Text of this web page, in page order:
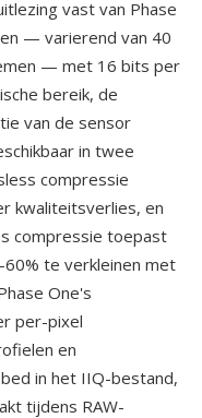
vast van Phase
— varierend van 40
— met 16 bits per
bereik, de
van de sensor
in twee
compressie
kwaliteitsverlies, en
compressie toepast
te verkleinen met
One's
per-pixel
en
in het IIQ-bestand,
tijdens RAW-